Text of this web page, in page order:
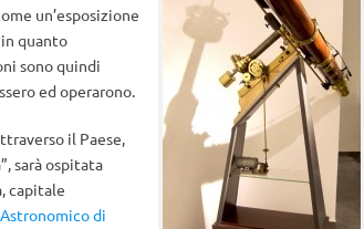
un’esposizione
quanto
sono quindi
ed operarono.
il Paese,
sarà ospitata
capitale
di